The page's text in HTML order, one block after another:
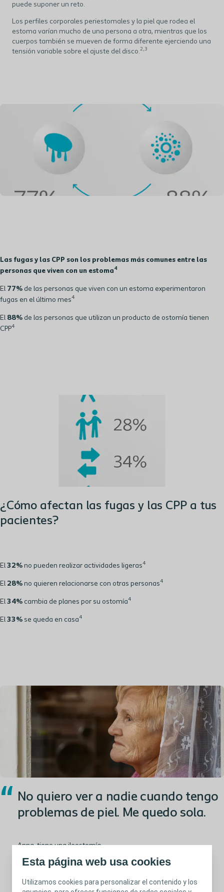
Esta página web usa cookies
Utilizamos cookies para personalizar el contenido y los
puede suponer un reto.
Los perfiles corporales periestomales y la piel que rodea el
estoma varían mucho de una persona a otra, mientras que los
cuerpos también se mueven de forma diferente ejerciendo una
tensión variable sobre el ajuste del disco.2,3
Las fugas y las CPP son los problemas más comunes entre las
personas que viven con un estoma4
El 77% de las personas que viven con un estoma experimentaron
fugas en el último mes4
El 88% de las personas que utilizan un producto de ostomía tienen
CPP4
¿Cómo afectan las fugas y las CPP a tus
pacientes?
El 32% no pueden realizar actividades ligeras4
El 28% no quieren relacionarse con otras personas4
El 34% cambia de planes por su ostomía4
El 33% se queda en casa4
“ No quiero ver a nadie cuando tengo
problemas de piel. Me quedo sola.
Anna, tiene una ileostomía